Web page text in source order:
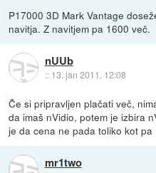
P17000 3D Mark Vantage
navitja. Z navitjem pa 1600 več.
nUUb
:: 13. jan 2011, 12:08
Če si pripravljen plačati več,
da imaš nVidio, potem je izbira
je da cena ne pada toliko kot
mr1two